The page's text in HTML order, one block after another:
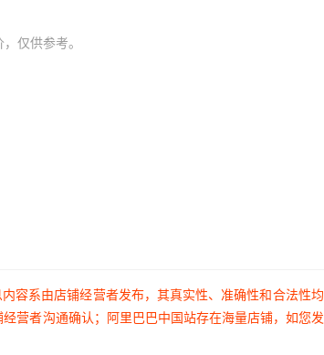
仅供参考。
容系由店铺经营者发布，其真实性、准确性和合法性
营者沟通确认；阿里巴巴中国站存在海量店铺，如您